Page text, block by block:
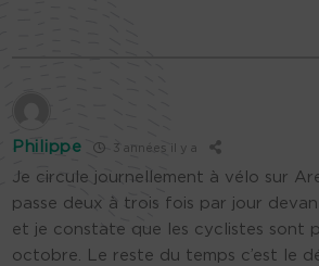
Philippe 3 années il y a
Je circule journellement à vélo sur
passe deux à trois fois par jour
et je constate que les cyclistes sont
octobre. Le reste du temps c’est le